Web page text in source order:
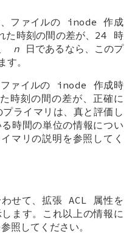
、ファイルの inode 作成
た時刻の間の差が、24 時
n 日であるなら、このプ
。
ファイルの inode 作成時
時刻の間の差が、正確に
ライマリは、真と評価し
時間の単位の情報につい
マリの説明を参照してく
せて、拡張 ACL 属性を
ます。これ以上の情報に
照してください。